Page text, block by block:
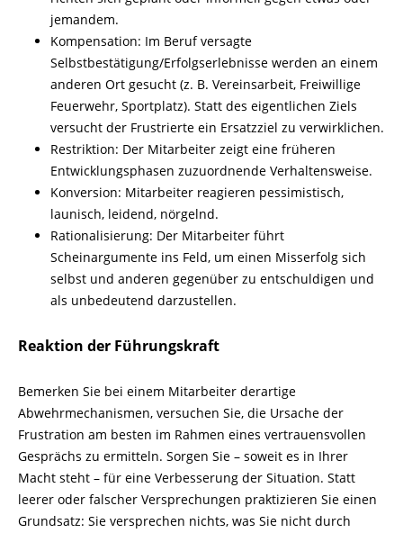
jeman­dem.
Kompensation: Im Beruf versagte
Selbstbestätigung/Erfolgserlebnisse werden an einem
anderen Ort ge­sucht (z. B. Vereinsarbeit, Freiwillige
Feuerwehr, Sportplatz). Statt des eigentlichen Ziels
versucht der Frustrierte ein Ersatzziel zu verwirklichen.
Restriktion: Der Mitarbeiter zeigt eine früheren
Entwicklungsphasen zuzuordnende Verhaltensweise.
Konversion: Mitarbeiter reagieren pessimistisch,
launisch, leidend, nörgelnd.
Rationalisierung: Der Mitarbeiter führt
Scheinargumente ins Feld, um einen Misserfolg sich
selbst und anderen gegenüber zu entschuldigen und
als unbedeutend darzustellen.
Reaktion der Führungskraft
Bemerken Sie bei einem Mitarbeiter derartige
Abwehrmechanismen, versuchen Sie, die Ursache der
Frustration am besten im Rahmen eines vertrauensvollen
Gesprächs zu er­mitteln. Sorgen Sie – soweit es in Ihrer
Macht steht – für eine Verbesserung der Situation. Statt
leerer oder falscher Versprechungen praktizieren Sie einen
Grundsatz: Sie versprechen nichts, was Sie nicht durch